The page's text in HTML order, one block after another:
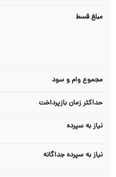
مبلغ قسط
مجموع وام و سود
حداکثر زمان بازپرداخت
نیاز به سپرده
نیاز به سپرده جداگانه